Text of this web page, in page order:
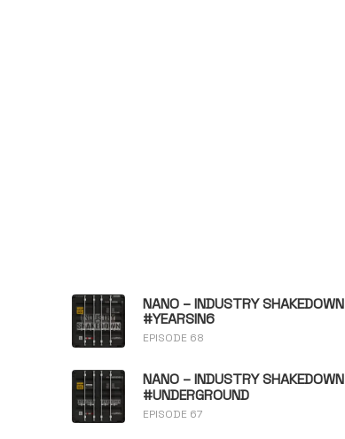
NANO – INDUSTRY SHAKEDOWN
#YEARSIN6
EPISODE 68
NANO – INDUSTRY SHAKEDOWN
#UNDERGROUND
EPISODE 67